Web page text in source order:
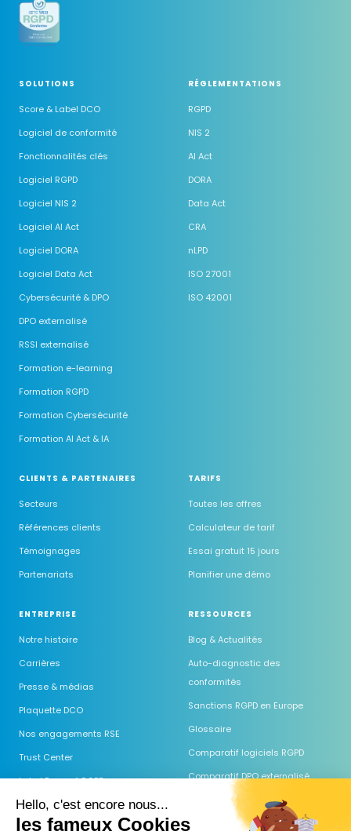
Hello, c'est encore nous...
les fameux Cookies
SOLUTIONS
Score & Label DCO
Logiciel de conformité
Fonctionnalités clés
Logiciel RGPD
Logiciel NIS 2
Logiciel AI Act
Logiciel DORA
Logiciel Data Act
Cybersécurité & DPO
DPO externalisé
RSSI externalisé
Formation e-learning
Formation RGPD
Formation Cybersécurité
Formation AI Act & IA
RÉGLEMENTATIONS
RGPD
NIS 2
AI Act
DORA
Data Act
CRA
nLPD
ISO 27001
ISO 42001
CLIENTS & PARTENAIRES
Secteurs
Références clients
Témoignages
Partenariats
TARIFS
Toutes les offres
Calculateur de tarif
Essai gratuit 15 jours
Planifier une démo
ENTREPRISE
Notre histoire
Carrières
Presse & médias
Plaquette DCO
Nos engagements RSE
Trust Center
Label Engagé RGPD
RESSOURCES
Blog & Actualités
Auto-diagnostic des
conformités
Sanctions RGPD en Europe
Glossaire
Comparatif logiciels RGPD
Comparatif DPO externalisé
Guides & Modèles
Webinaires